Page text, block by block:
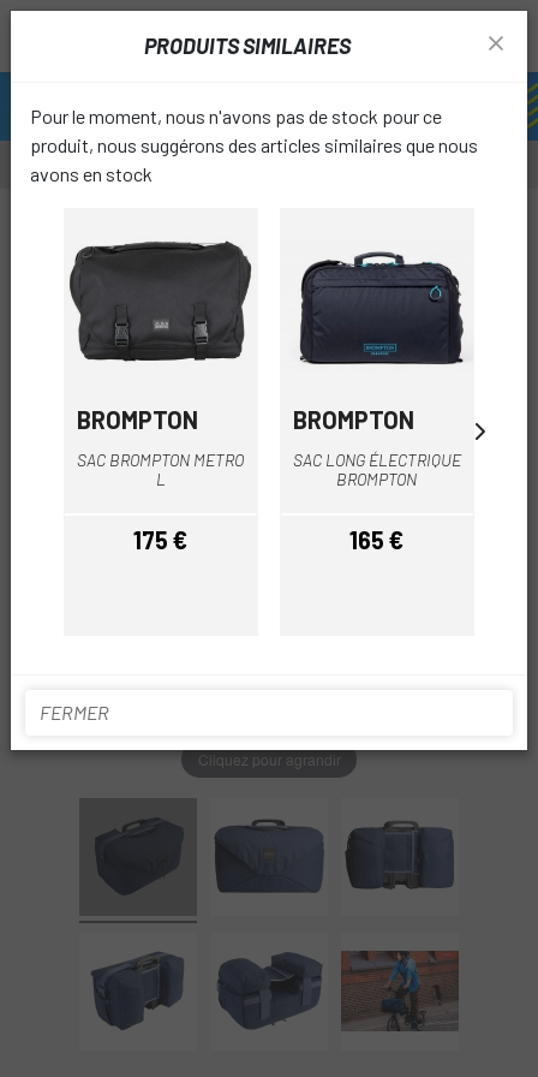
Cliquez pour agrandir
PRODUITS SIMILAIRES
Pour le moment, nous n'avons pas de stock pour ce
produit, nous suggérons des articles similaires que nous
avons en stock
BROMPTON
SAC BROMPTON METRO
L
Prix
175 €
BROMPTON
SAC LONG ÉLECTRIQUE
BROMPTON
Prix
165 €
FERMER